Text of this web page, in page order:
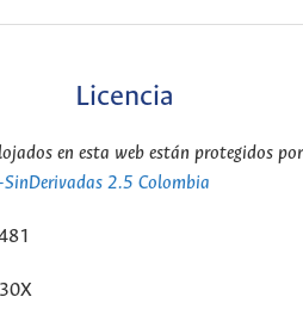
Licencia
en esta web están protegidos
2.5 Colombia